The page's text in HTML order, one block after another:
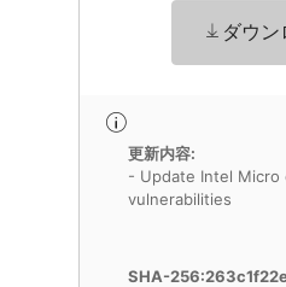
ダウン
更新内容:
- Update Intel
vulnerabilities
SHA-